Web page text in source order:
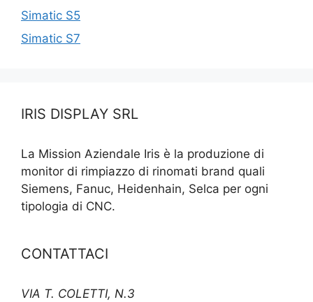
Simatic S5
Simatic S7
IRIS DISPLAY SRL
La Mission Aziendale Iris è la produzione di
monitor di rimpiazzo di rinomati brand quali
Siemens, Fanuc, Heidenhain, Selca per ogni
tipologia di CNC.
CONTATTACI
VIA T. COLETTI, N.3